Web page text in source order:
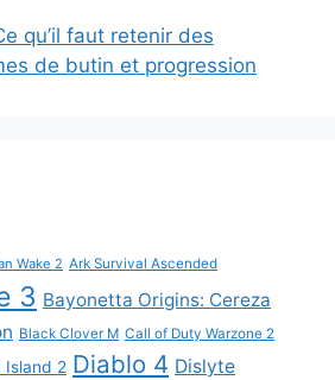
qu’il faut retenir des
de butin et progression
Wake 2 Ark Survival Ascended
3 Bayonetta Origins: Cereza
Black Clover M Call of Duty Warzone 2
Island 2 Diablo 4 Dislyte